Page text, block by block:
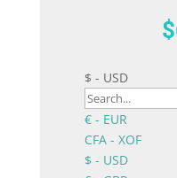
$
$ - USD
€ - EUR
CFA - XOF
$ - USD